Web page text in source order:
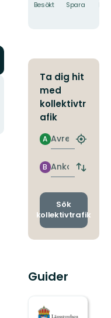
Besökt Spara
Ta dig hit
med
kollektivtr
afik
Avresa
A
Hitta
Ankomst
B
Byt
och
Sök
kollektivtrafik
Guider